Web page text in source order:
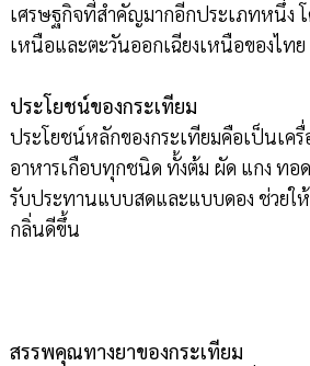
เศรษฐกิจที่สำคัญมากอีกประเภทหนึ่ง
เหนือและตะวันออกเฉียงเหนือของไทย
ประโยชน์ของกระเทียม
ประโยชน์หลักของกระเทียมคือเป็นเค
อาหารเกือบทุกชนิด ทั้งต้ม ผัด แกง ท
รับประทานแบบสดและแบบดอง ช่วยใ
กลิ่นดีขึ้น
สรรพคุณทางยาของกระเทียม